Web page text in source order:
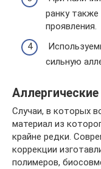
ранку также
проявления.
сильную
Случаи, в которых
материал из
крайне редки.
коррекции
полимеров,